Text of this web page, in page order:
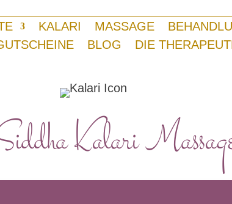
KALARI MASSAGE
BLOG DIE
Kalari